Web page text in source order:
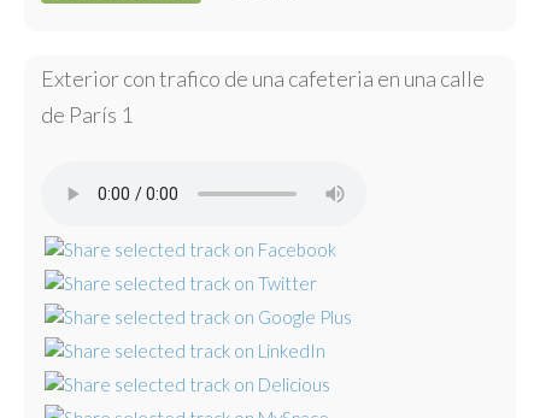
Exterior con trafico de una cafeteria en una calle
de París 1